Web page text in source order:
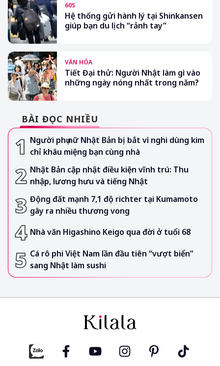
60S
Hệ thống gửi hành lý tại Shinkansen
giúp bạn du lịch “rảnh tay”
VĂN HÓA
Tiết Đại thử: Người Nhật làm gì vào
những ngày nóng nhất trong năm?
BÀI ĐỌC NHIỀU
Người phụ nữ Nhật Bản bị bắt vì nghi dùng kim
chỉ khâu miệng bạn cùng nhà
Nhật Bản cập nhật điều kiện vĩnh trú: Thu
nhập, lương hưu và tiếng Nhật
Động đất mạnh 7,1 độ richter tại Kumamoto
gây ra nhiều thương vong
Nhà văn Higashino Keigo qua đời ở tuổi 68
Cá rô phi Việt Nam lần đầu tiên “vượt biển”
sang Nhật làm sushi